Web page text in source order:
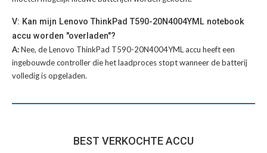
V: Kan mijn Lenovo ThinkPad T590-20N4004YML notebook
accu worden "overladen"?
A:Nee, de Lenovo ThinkPad T590-20N4004YML accu heeft een
ingebouwde controller die het laadproces stopt wanneer de batterij
volledig is opgeladen.
BEST VERKOCHTE ACCU